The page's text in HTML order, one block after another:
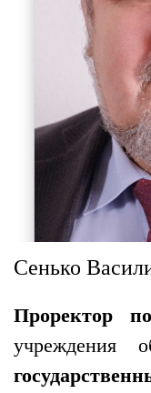
Сенько
Проректор
учреждения